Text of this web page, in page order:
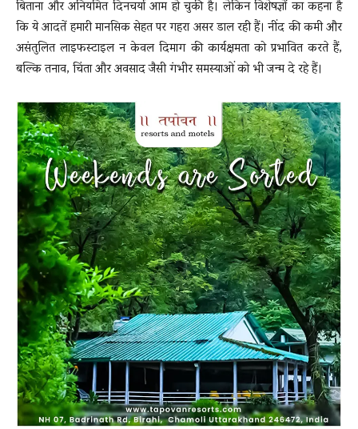
बिताना और अनियमित दिनचर्या आम हो चुकी है। लेकिन विशेषज्ञों का कहना है
कि ये आदतें हमारी मानसिक सेहत पर गहरा असर डाल रही हैं। नींद की कमी और
असंतुलित लाइफस्टाइल न केवल दिमाग की कार्यक्षमता को प्रभावित करते हैं,
बल्कि तनाव, चिंता और अवसाद जैसी गंभीर समस्याओं को भी जन्म दे रहे हैं।